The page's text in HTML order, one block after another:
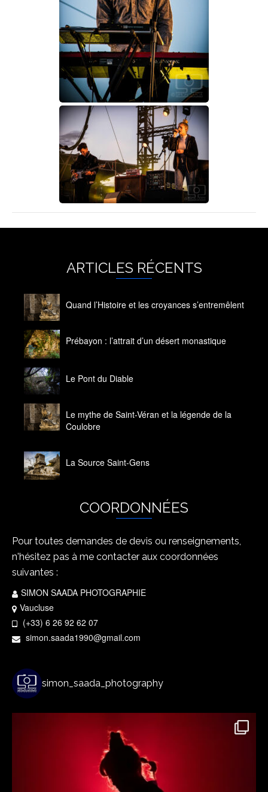
ARTICLES RÉCENTS
Quand l’Histoire et les croyances s’entremêlent
Prébayon : l’attrait d’un désert monastique
Le Pont du Diable
Le mythe de Saint-Véran et la légende de la
Coulobre
La Source Saint-Gens
COORDONNÉES
Pour toutes demandes de devis ou renseignements,
n'hésitez pas à me contacter aux coordonnées
suivantes :
SIMON SAADA PHOTOGRAPHIE
Vaucluse
(+33) 6 26 92 62 07
simon.saada1990@gmail.com
simon_saada_photography